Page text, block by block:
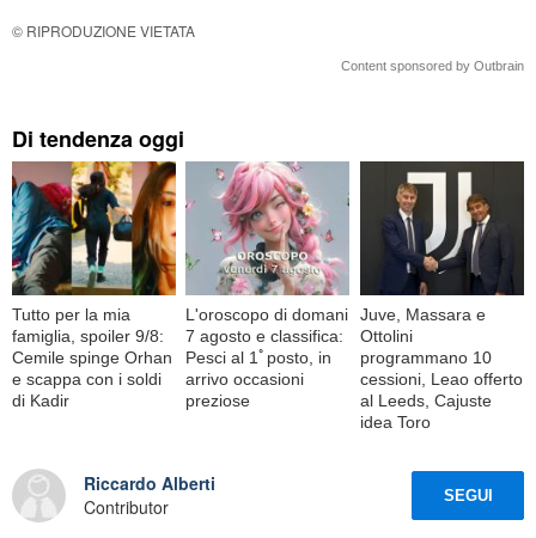
© RIPRODUZIONE VIETATA
Content sponsored by Outbrain
Di tendenza oggi
Tutto per la mia
famiglia, spoiler 9/8:
Cemile spinge Orhan
e scappa con i soldi
di Kadir
L'oroscopo di domani
7 agosto e classifica:
Pesci al 1ﾟposto, in
arrivo occasioni
preziose
Juve, Massara e
Ottolini
programmano 10
cessioni, Leao offerto
al Leeds, Cajuste
idea Toro
Riccardo Alberti
Contributor
SEGUI